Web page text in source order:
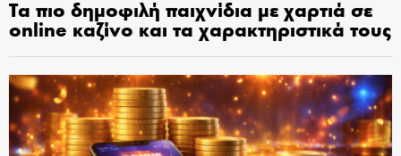
Τα πιο δημοφιλή παιχνίδια με χαρτιά σε
online καζίνο και τα χαρακτηριστικά τους